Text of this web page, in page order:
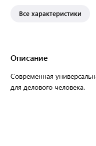
Все характеристики
Описание
Современная
для делового человека.